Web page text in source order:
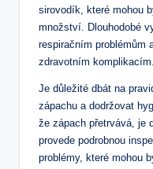
sirovodík, které mohou
množství. Dlouhodobé
respiračním problémům
zdravotním komplikacím.
Je důležité dbát na
zápachu a dodržovat
že zápach přetrvává, je
provede podrobnou
problémy, které mohou